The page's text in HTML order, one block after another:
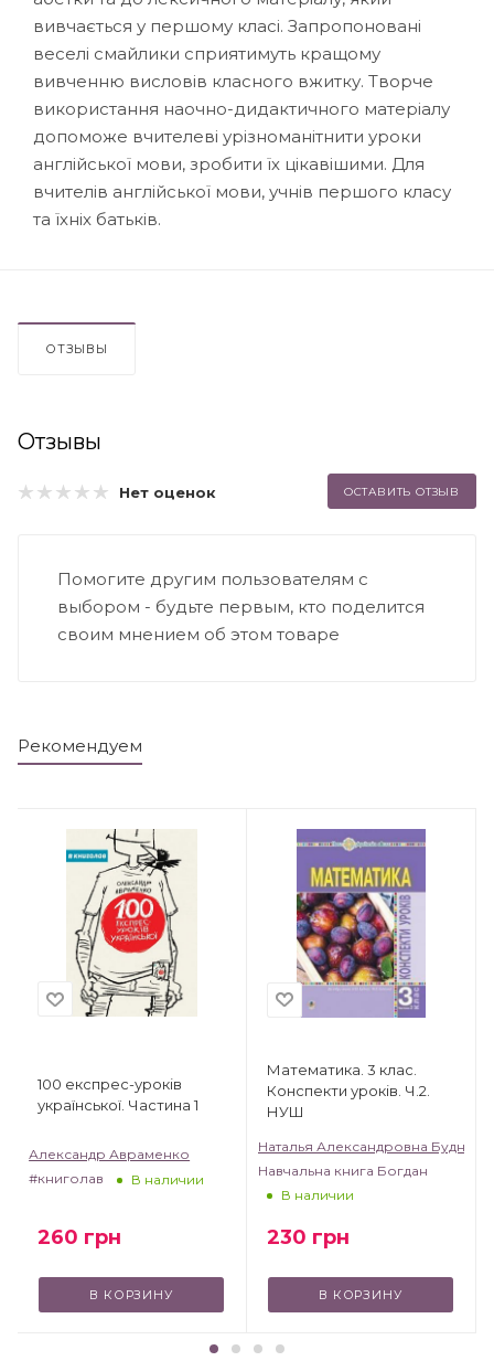
вивчається у першому класі. Запропоновані
веселі смайлики сприятимуть кращому
вивченню висловів класного вжитку. Творче
використання наочно-дидактичного матеріалу
допоможе вчителеві урізноманітнити уроки
англійської мови, зробити їх цікавішими. Для
вчителів англійської мови, учнів першого класу
та їхніх батьків.
ОТЗЫВЫ
Отзывы
Нет оценок ОСТАВИТЬ ОТЗЫВ
Помогите другим пользователям с
выбором - будьте первым, кто поделится
своим мнением об этом товаре
Рекомендуем
100 експрес-уроків
української. Частина 1
Александр Авраменко
#книголав
В наличии
260 грн
В КОРЗИНУ
Математика. 3 клас.
Конспекти уроків. Ч.2.
НУШ
Наталья Александровна Будна
Навчальна книга Богдан
В наличии
230 грн
В КОРЗИНУ